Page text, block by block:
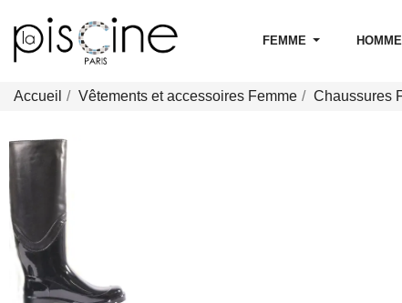
FEMME HOMME
Accueil Vêtements et accessoires Femme Chaussures